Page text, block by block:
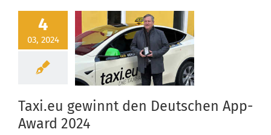
4
03, 2024
Taxi.eu gewinnt den Deutschen App-
Award 2024